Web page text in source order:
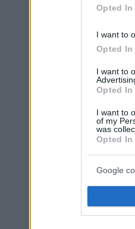
Opted In
I want to
Opted In
I want to
Opted In
I want to
of my
was
Opted In
Google
θάνατό του
Συνελήφθη
Μύκονο για
Λάμπρος
πρώτα γενέθλια
του: Μου
εις το επανιδείν
πριν 9 λεπτά
Δυνάμεις στη
Αττικοβοιωτίας,